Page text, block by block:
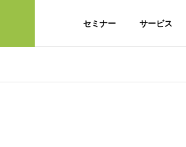
セミナー サービス